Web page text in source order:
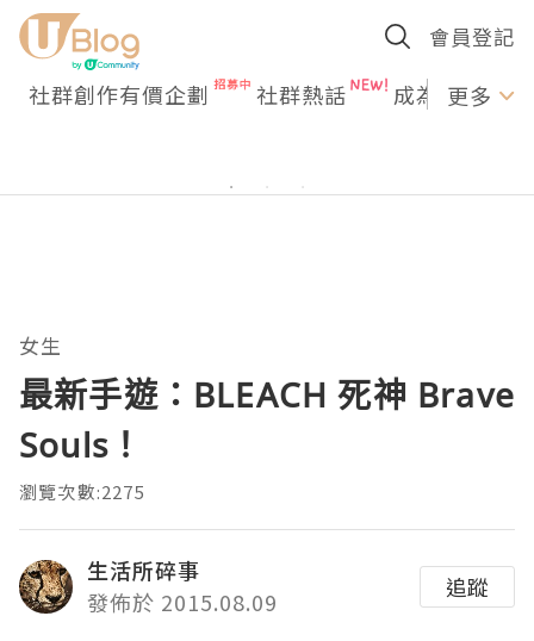
會員登記
社群創作有價企劃 社群熱話 成為U更多
女生
最新手遊：BLEACH 死神 Brave
Souls！
瀏覽次數:2275
生活所碎事
發佈於 2015.08.09
追蹤